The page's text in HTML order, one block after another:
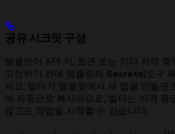
공유 시크릿 구성
템플릿이 API 키, 토큰 또는 기타 자격
고정하기 전에 템플릿의 Secrets(도구
세요. 빌더가 템플릿에서 새 앱을 만들면
에 자동으로 복사되므로, 빌더는 자격 증
않고도 작업을 시작할 수 있습니다.